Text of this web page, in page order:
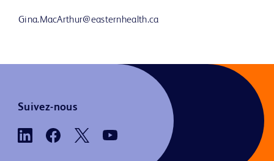
Gina.MacArthur@easternhealth.ca
Suivez-nous